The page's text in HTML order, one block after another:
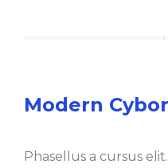
Modern
Phasellus a cursus